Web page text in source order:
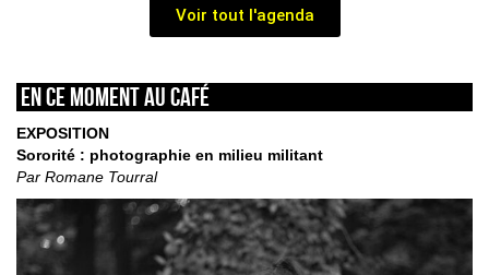
Voir tout l'agenda
En ce moment au café
EXPOSITION
Sororité : photographie en milieu militant
Par Romane Tourral